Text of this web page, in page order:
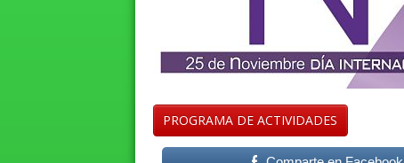
PROGRAMA DE ACTIVIDADES